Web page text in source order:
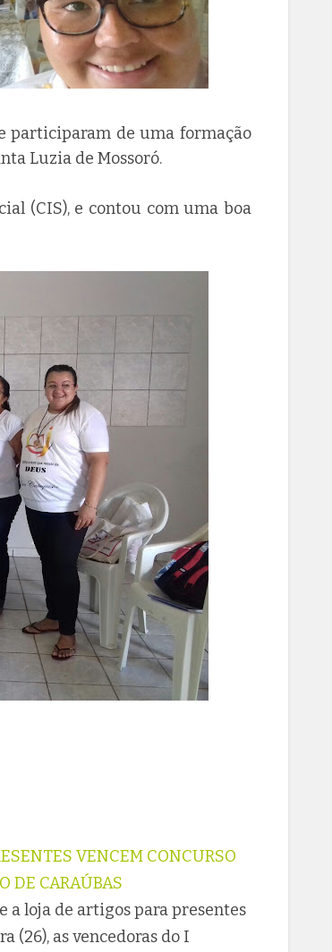
participaram de uma formação
Luzia de Mossoró.
(CIS), e contou com uma boa
VENCEM CONCURSO
DE CARAÚBAS
a loja de artigos para presentes
(26), as vencedoras do I